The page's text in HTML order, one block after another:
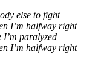
else to fight
I’m halfway right
paralyzed
I’m halfway right